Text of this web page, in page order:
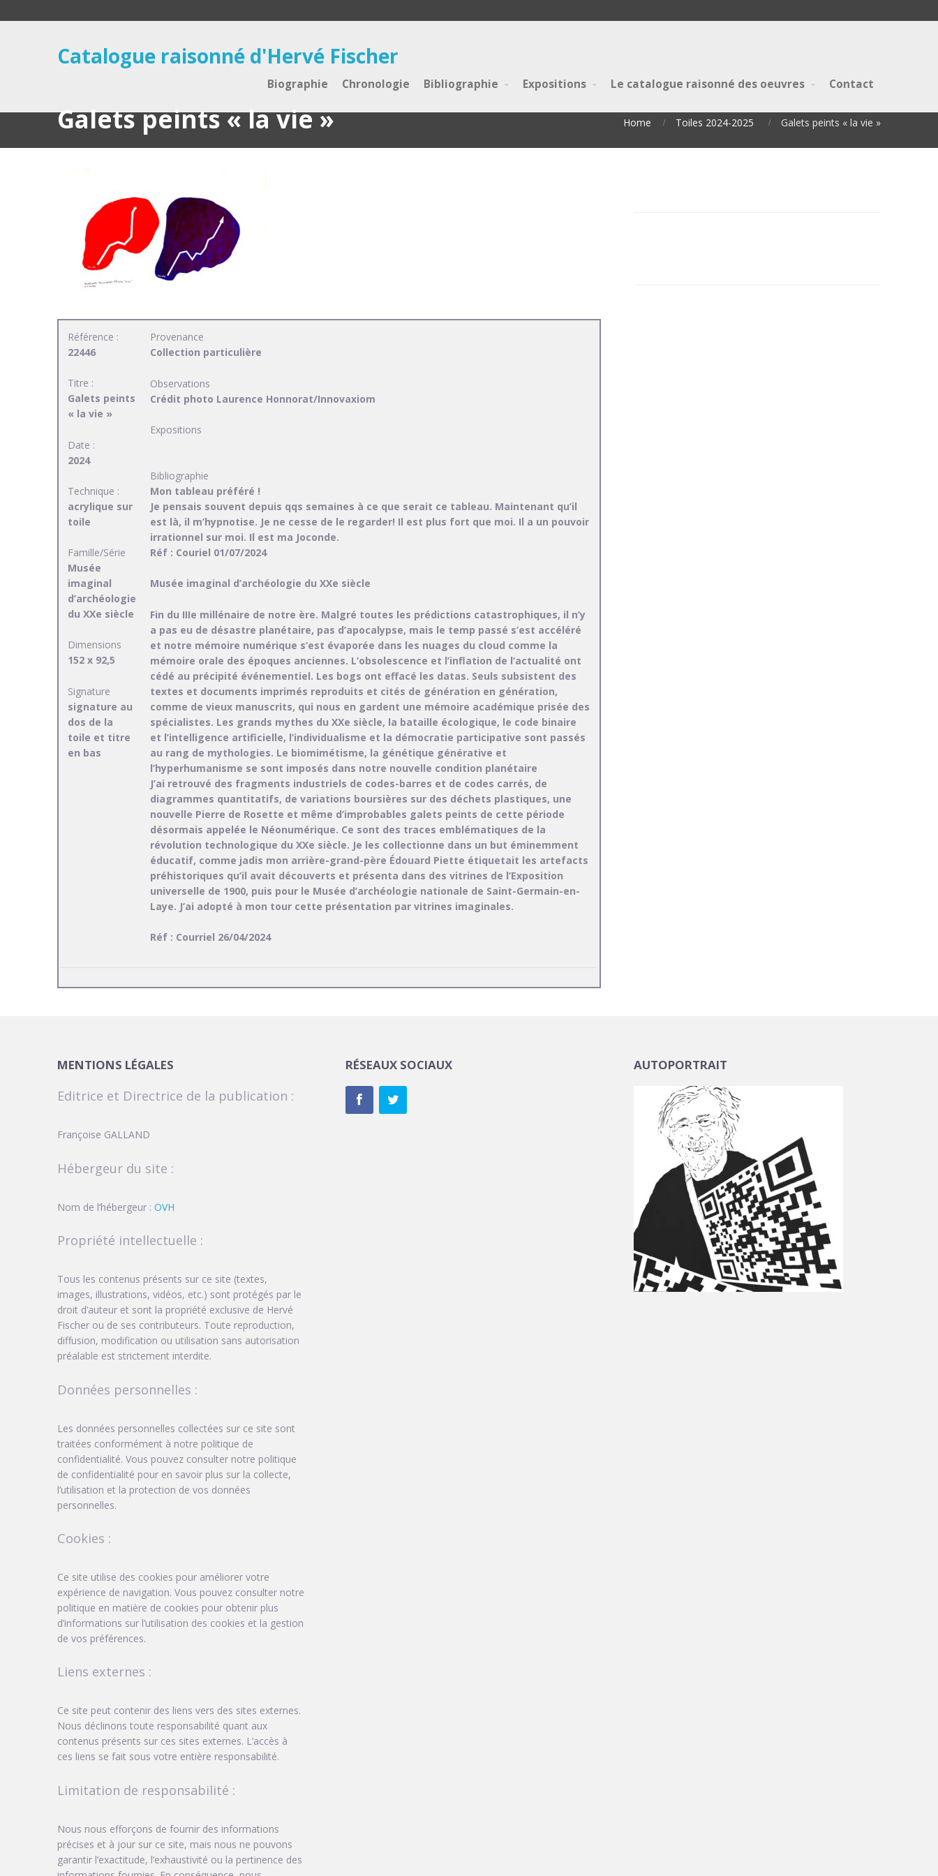
Catalogue raisonné d'Hervé Fischer
Biographie Chronologie Bibliographie Expositions Le catalogue raisonné des oeuvres Contact
Galets peints « la vie » Home Toiles 2024-2025 Galets peints « la vie »
Référence :
22446
Titre :
Galets peints
« la vie »
Date :
2024
Technique :
acrylique sur
toile
Famille/Série
Musée
imaginal
d’archéologie
du XXe siècle
Dimensions
152 x 92,5
Signature
signature au
dos de la
toile et titre
en bas
Provenance
Collection particulière
Observations
Crédit photo Laurence Honnorat/Innovaxiom
Expositions
Bibliographie
Mon tableau préféré !
Je pensais souvent depuis qqs semaines à ce que serait ce tableau. Maintenant qu’il
est là, il m’hypnotise. Je ne cesse de le regarder! Il est plus fort que moi. Il a un pouvoir
irrationnel sur moi. Il est ma Joconde.
Réf : Couriel 01/07/2024
Musée imaginal d’archéologie du XXe siècle
Fin du IIIe millénaire de notre ère. Malgré toutes les prédictions catastrophiques, il n’y
a pas eu de désastre planétaire, pas d’apocalypse, mais le temp passé s’est accéléré
et notre mémoire numérique s’est évaporée dans les nuages du cloud comme la
mémoire orale des époques anciennes. L’obsolescence et l’inflation de l’actualité ont
cédé au précipité événementiel. Les bogs ont effacé les datas. Seuls subsistent des
textes et documents imprimés reproduits et cités de génération en génération,
comme de vieux manuscrits, qui nous en gardent une mémoire académique prisée des
spécialistes. Les grands mythes du XXe siècle, la bataille écologique, le code binaire
et l’intelligence artificielle, l’individualisme et la démocratie participative sont passés
au rang de mythologies. Le biomimétisme, la génétique générative et
l’hyperhumanisme se sont imposés dans notre nouvelle condition planétaire
J’ai retrouvé des fragments industriels de codes-barres et de codes carrés, de
diagrammes quantitatifs, de variations boursières sur des déchets plastiques, une
nouvelle Pierre de Rosette et même d’improbables galets peints de cette période
désormais appelée le Néonumérique. Ce sont des traces emblématiques de la
révolution technologique du XXe siècle. Je les collectionne dans un but éminemment
éducatif, comme jadis mon arrière-grand-père Édouard Piette étiquetait les artefacts
préhistoriques qu’il avait découverts et présenta dans des vitrines de l’Exposition
universelle de 1900, puis pour le Musée d’archéologie nationale de Saint-Germain-en-
Laye. J’ai adopté à mon tour cette présentation par vitrines imaginales.
Réf : Courriel 26/04/2024
MENTIONS LÉGALES
Editrice et Directrice de la publication :
Françoise GALLAND
Hébergeur du site :
Nom de l’hébergeur : OVH
Propriété intellectuelle :
Tous les contenus présents sur ce site (textes,
images, illustrations, vidéos, etc.) sont protégés par le
droit d’auteur et sont la propriété exclusive de Hervé
Fischer ou de ses contributeurs. Toute reproduction,
diffusion, modification ou utilisation sans autorisation
préalable est strictement interdite.
Données personnelles :
Les données personnelles collectées sur ce site sont
traitées conformément à notre politique de
confidentialité. Vous pouvez consulter notre politique
de confidentialité pour en savoir plus sur la collecte,
l’utilisation et la protection de vos données
personnelles.
Cookies :
Ce site utilise des cookies pour améliorer votre
expérience de navigation. Vous pouvez consulter notre
politique en matière de cookies pour obtenir plus
d’informations sur l’utilisation des cookies et la gestion
de vos préférences.
Liens externes :
Ce site peut contenir des liens vers des sites externes.
Nous déclinons toute responsabilité quant aux
contenus présents sur ces sites externes. L’accès à
ces liens se fait sous votre entière responsabilité.
Limitation de responsabilité :
Nous nous efforçons de fournir des informations
précises et à jour sur ce site, mais nous ne pouvons
garantir l’exactitude, l’exhaustivité ou la pertinence des
RÉSEAUX SOCIAUX AUTOPORTRAIT